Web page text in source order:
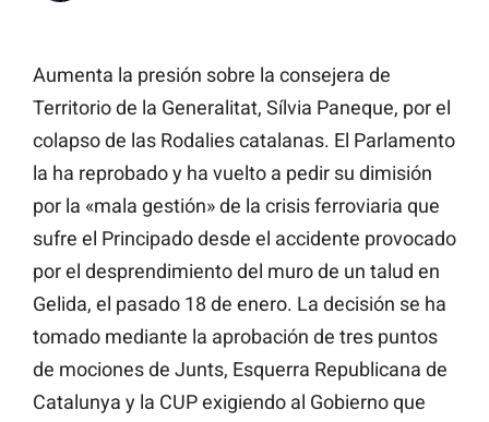
Aumenta la presión sobre la consejera de
Territorio de la Generalitat, Sílvia Paneque, por el
colapso de las Rodalies catalanas. El Parlamento
la ha reprobado y ha vuelto a pedir su dimisión
por la «mala gestión» de la crisis ferroviaria que
sufre el Principado desde el accidente provocado
por el desprendimiento del muro de un talud en
Gelida, el pasado 18 de enero. La decisión se ha
tomado mediante la aprobación de tres puntos
de mociones de Junts, Esquerra Republicana de
Catalunya y la CUP exigiendo al Gobierno que